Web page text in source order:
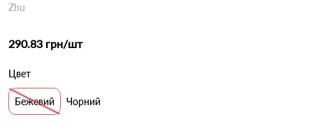
Zhu
290.83 грн/шт
Цвет
Бежевий Чорний